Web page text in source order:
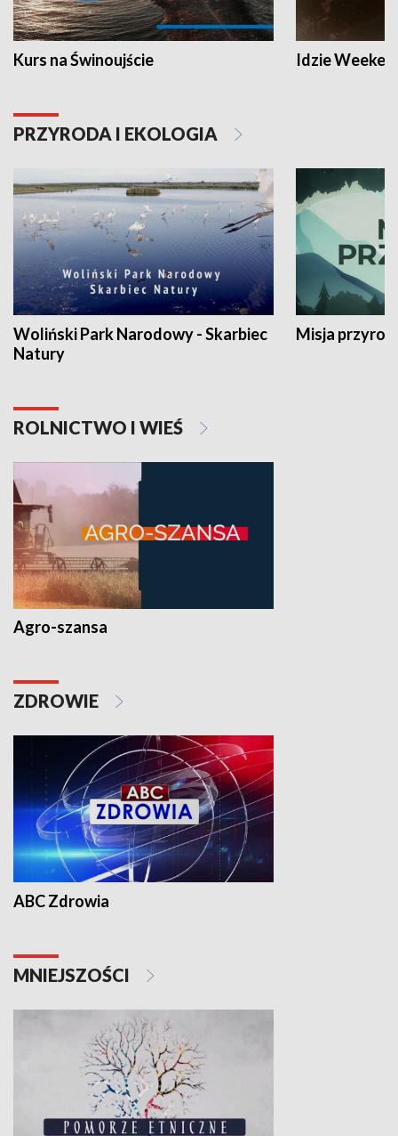
Kurs na Świnoujście Idzie
PRZYRODA I EKOLOGIA
Woliński Park Narodowy - Skarbiec
Natury
Misja
ROLNICTWO I WIEŚ
Agro-szansa
ZDROWIE
ABC Zdrowia
MNIEJSZOŚCI